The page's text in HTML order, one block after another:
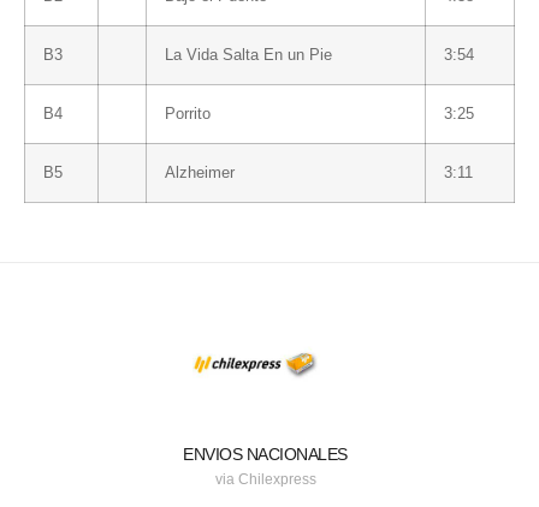
B3 La Vida Salta En un Pie 3:54
B4 Porrito 3:25
B5 Alzheimer 3:11
ENVIOS NACIONALES
via Chilexpress